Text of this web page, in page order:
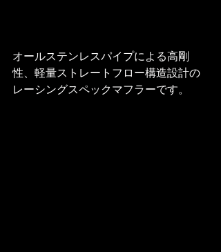
オールステンレスパイプによる高剛
性、軽量ストレートフロー構造設計の
レーシングスペックマフラーです。